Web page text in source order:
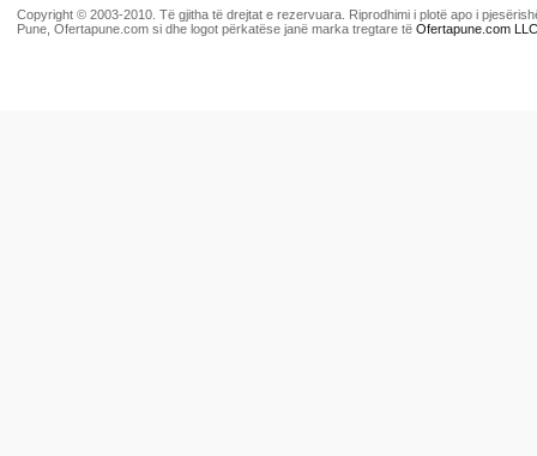
Copyright © 2003-2010. Të gjitha të drejtat e rezervuara. Riprodhimi i plotë apo i
Pune, Ofertapune.com si dhe logot përkatëse janë marka tregtare të Ofertapune.com LLC